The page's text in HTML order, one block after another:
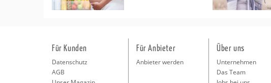
Für Kunden
Datenschutz
AGB
Für Anbieter
Anbieter werden
Über uns
Unternehmen
Das Team